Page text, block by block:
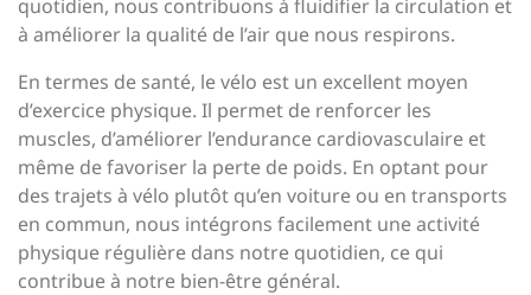
quotidien, nous contribuons à fluidifier la circulation et
à améliorer la qualité de l’air que nous respirons.
En termes de santé, le vélo est un excellent moyen
d’exercice physique. Il permet de renforcer les
muscles, d’améliorer l’endurance cardiovasculaire et
même de favoriser la perte de poids. En optant pour
des trajets à vélo plutôt qu’en voiture ou en transports
en commun, nous intégrons facilement une activité
physique régulière dans notre quotidien, ce qui
contribue à notre bien-être général.